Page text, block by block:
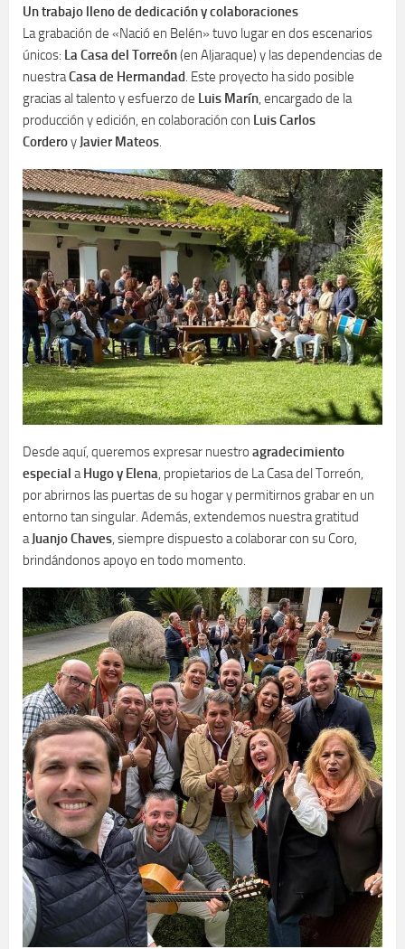
Un trabajo lleno de dedicación y colaboraciones
La grabación de «Nació en Belén» tuvo lugar en dos escenarios
únicos: La Casa del Torreón(en Aljaraque) y las dependencias de
nuestraCasa de Hermandad. Este proyecto ha sido posible
gracias al talento y esfuerzo de Luis Marín, encargado de la
producción y edición, en colaboración con Luis Carlos
Corderoy Javier Mateos.
Desde aquí, queremos expresar nuestro agradecimiento
especial a Hugo y Elena, propietarios de La Casa del Torreón,
por abrirnos las puertas de su hogar y permitirnos grabar en un
entorno tan singular. Además, extendemos nuestra gratitud
aJuanjo Chaves, siempre dispuesto a colaborar con su Coro,
brindándonos apoyo en todo momento.